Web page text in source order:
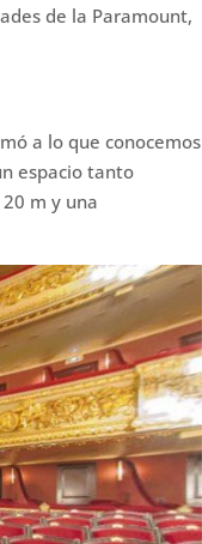
de la Paramount,
a lo que conocemos
espacio tanto
m y una